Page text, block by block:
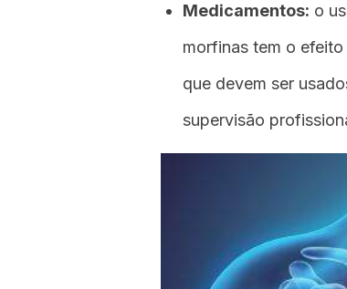
Medicamentos: o
morfinas tem o
que devem ser
supervisão